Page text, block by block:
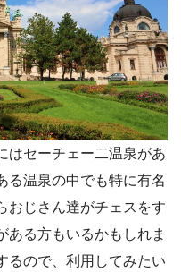
はセーチェー二温泉があ
る温泉の中でも特に有名
おじさん達がチェスをす
ある方もいるかもしれま
るので、利用してみたい